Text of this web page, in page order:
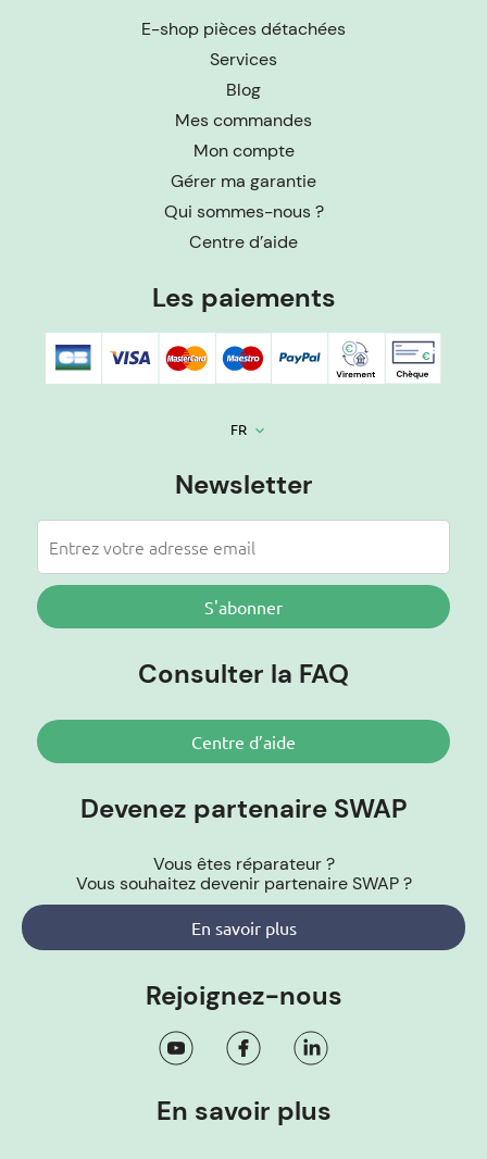
E-shop pièces détachées
Services
Blog
Mes commandes
Mon compte
Gérer ma garantie
Qui sommes-nous ?
Centre d’aide
Les paiements
FR keyboard_arrow_down
Newsletter
S'abonner
Consulter la FAQ
Centre d’aide
Devenez partenaire SWAP
Vous êtes réparateur ?
Vous souhaitez devenir partenaire SWAP ?
En savoir plus
Rejoignez-nous
En savoir plus